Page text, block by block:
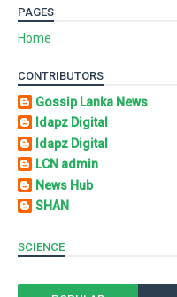
PAGES
Home
CONTRIBUTORS
Gossip Lanka News
Idapz Digital
Idapz Digital
LCN admin
News Hub
SHAN
SCIENCE